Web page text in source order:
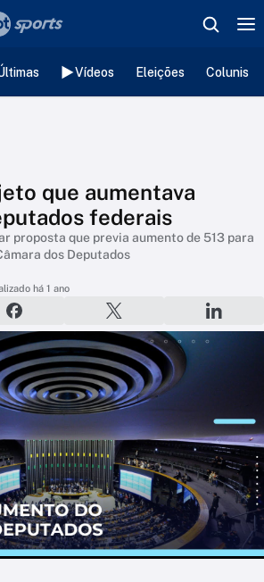
Vídeos Eleições
que aumentava
federais
proposta que previa aumento de 513 para
dos Deputados
há 1 ano